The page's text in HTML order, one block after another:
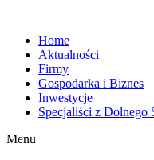
Home
Aktualności
Firmy
Gospodarka i Biznes
Inwestycje
Specjaliści z Dolnego
Menu